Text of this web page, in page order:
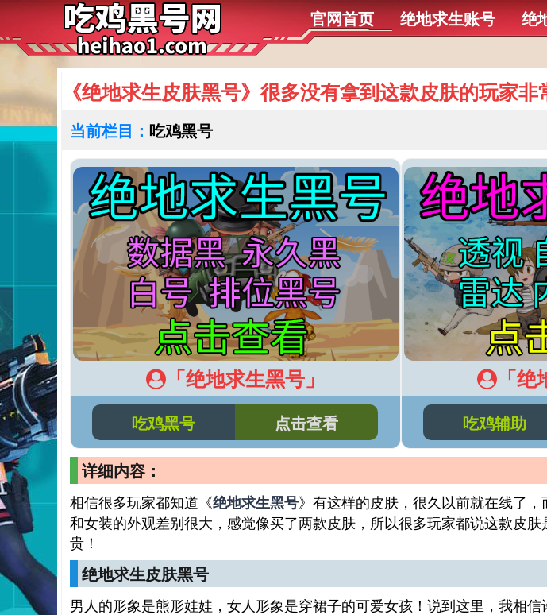
官网首页 绝地求生账号 绝
《绝地求生皮肤黑号​》很多没有拿到这款皮肤的玩家非
当前栏目： 吃鸡黑号
「绝地求生黑号」
吃鸡黑号 点击查看
「
吃鸡辅助
详细内容：
相信很多玩家都知道《绝地求生黑号》有这样的皮肤，很久以前就在线了
和女装的外观差别很大，感觉像买了两款皮肤，所以很多玩家都说这款皮
贵！
绝地求生皮肤黑号
男人的形象是熊形娃娃，女人形象是穿裙子的可爱女孩！说到这里，我相